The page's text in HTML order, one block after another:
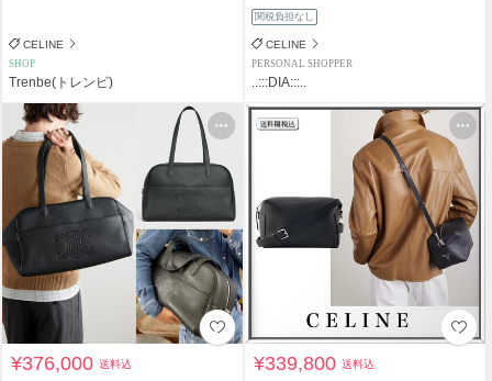
CELINE
SHOP
Trenbe(トレンビ)
関税負担なし
CELINE
PERSONAL SHOPPER
..:::DIA:::..
¥376,000送料込 ¥339,800送料込